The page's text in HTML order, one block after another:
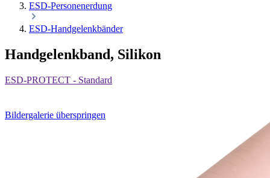
ESD-Personenerdung
ESD-Handgelenkbänder
Handgelenkband, Silikon
ESD-PROTECT - Standard
Bildergalerie überspringen